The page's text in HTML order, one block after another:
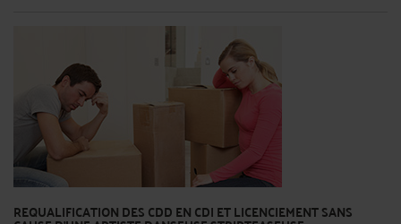
REQUALIFICATION DES CDD EN CDI ET LICENCIEMENT SANS